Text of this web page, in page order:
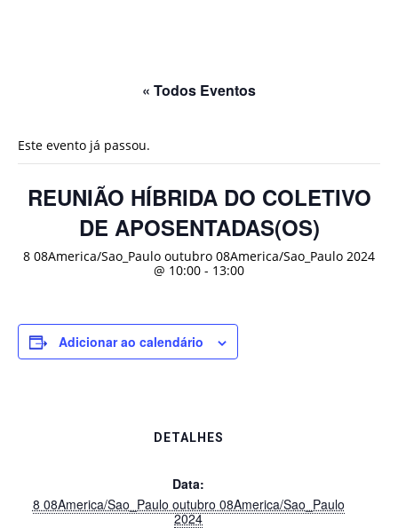
« Todos Eventos
Este evento já passou.
REUNIÃO HÍBRIDA DO COLETIVO
DE APOSENTADAS(OS)
8 08America/Sao_Paulo outubro 08America/Sao_Paulo 2024
@ 10:00 - 13:00
Adicionar ao calendário
DETALHES
Data:
8 08America/Sao_Paulo outubro 08America/Sao_Paulo
2024